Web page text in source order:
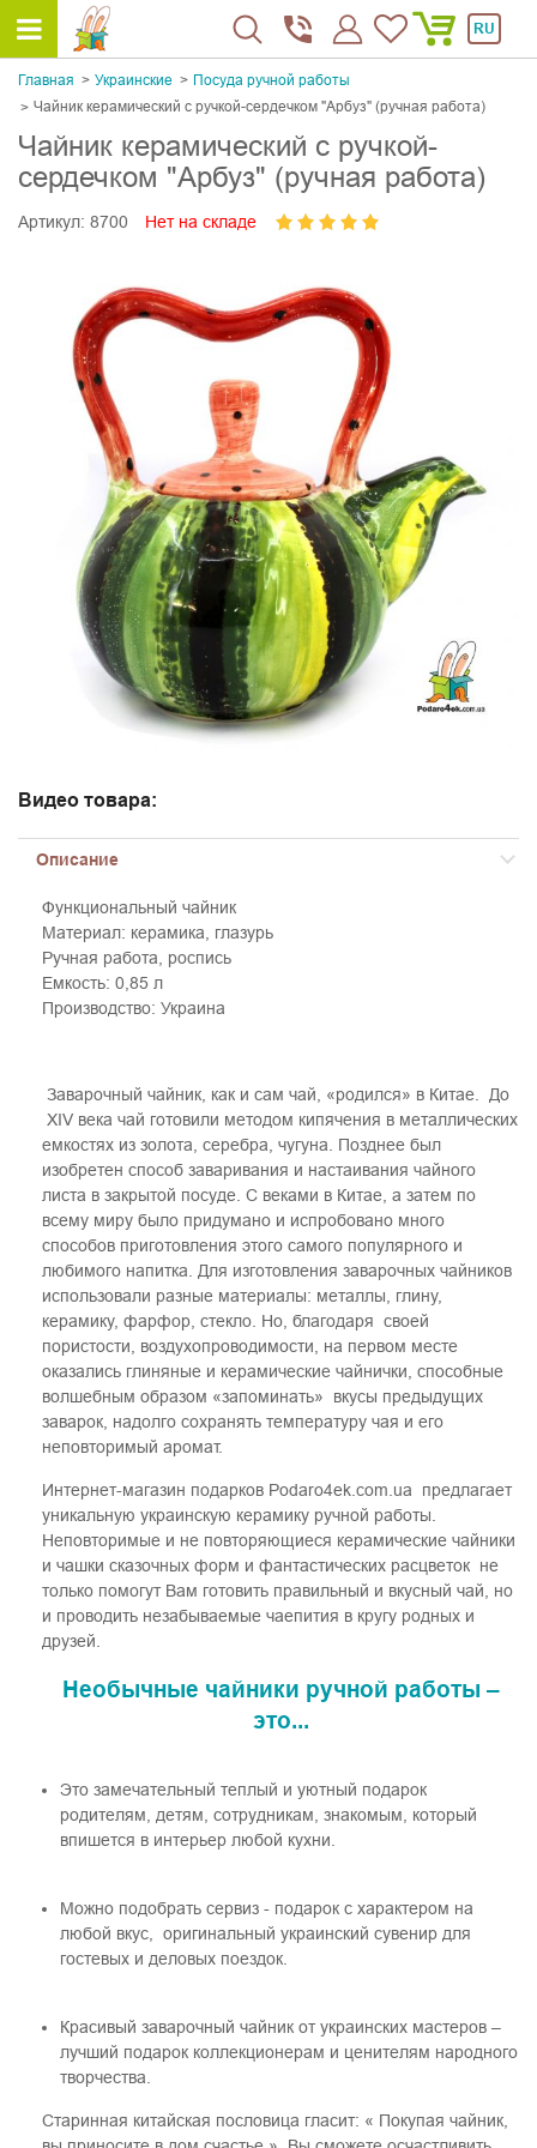
RU
Главная Украинскиe
Посуда ручной работы
Чайник керамический с ручкой-сердечком "Арбуз" (ручная работа)
Чайник керамический с ручкой-
сердечком "Арбуз" (ручная работа)
Артикул: 8700 Нет на складе
Видео товара:
Описание
Функциональный чайник
Материал: керамика, глазурь
Ручная работа, роспись
Емкость: 0,85 л
Производство: Украина
Заварочный чайник, как и сам чай, «родился» в Китае. До
ХIV века чай готовили методом кипячения в металлических
емкостях из золота, серебра, чугуна. Позднее был
изобретен способ заваривания и настаивания чайного
листа в закрытой посуде. С веками в Китае, а затем по
всему миру было придумано и испробовано много
способов приготовления этого самого популярного и
любимого напитка. Для изготовления заварочных чайников
использовали разные материалы: металлы, глину,
керамику, фарфор, стекло. Но, благодаря своей
пористости, воздухопроводимости, на первом месте
оказались глиняные и керамические чайнички, способные
волшебным образом «запоминать» вкусы предыдущих
заварок, надолго сохранять температуру чая и его
неповторимый аромат.
Интернет-магазин подарков Podaro4ek.com.ua предлагает
уникальную украинскую керамику ручной работы.
Неповторимые и не повторяющиеся керамические чайники
и чашки сказочных форм и фантастических расцветок не
только помогут Вам готовить правильный и вкусный чай, но
и проводить незабываемые чаепития в кругу родных и
друзей.
Необычные чайники ручной работы –
это...
Это замечательный теплый и уютный подарок
родителям, детям, сотрудникам, знакомым, который
впишется в интерьер любой кухни.
Можно подобрать сервиз - подарок с характером на
любой вкус, оригинальный украинский сувенир для
гостевых и деловых поездок.
Красивый заварочный чайник от украинских мастеров –
лучший подарок коллекционерам и ценителям народного
творчества.
Старинная китайская пословица гласит: « Покупая чайник,